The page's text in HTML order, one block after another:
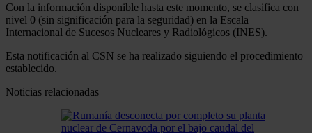
sección de datos. Puede cambiar o retirar su
consentimiento en cualquier momento en la Declaración
el contenido y los anuncios, ofrecer funciones de redes
sociales y analizar el tráfico. Además, compartimos
información sobre el uso que haga del sitio web con
Con la información disponible hasta este momento, se clasifica con
nivel 0 (sin significación para la seguridad) en la Escala
Internacional de Sucesos Nucleares y Radiológicos (INES).
Esta notificación al CSN se ha realizado siguiendo el procedimiento
establecido.
Noticias relacionadas